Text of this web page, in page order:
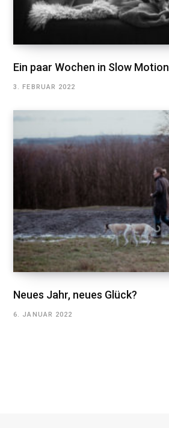
Ein paar Wochen in Slow Motion
3. FEBRUAR 2022
Neues Jahr, neues Glück?
6. JANUAR 2022